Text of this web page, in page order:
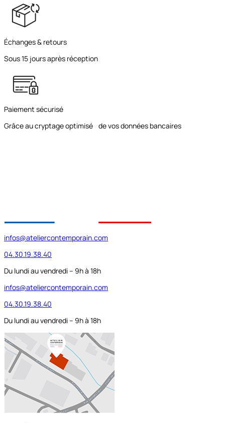
Échanges & retours
Sous 15 jours après réception
Paiement sécurisé
Grâce au cryptage optimisé de vos données bancaires
infos@ateliercontemporain.com
04.30.19.38.40
Du lundi au vendredi – 9h à 18h
infos@ateliercontemporain.com
04.30.19.38.40
Du lundi au vendredi – 9h à 18h